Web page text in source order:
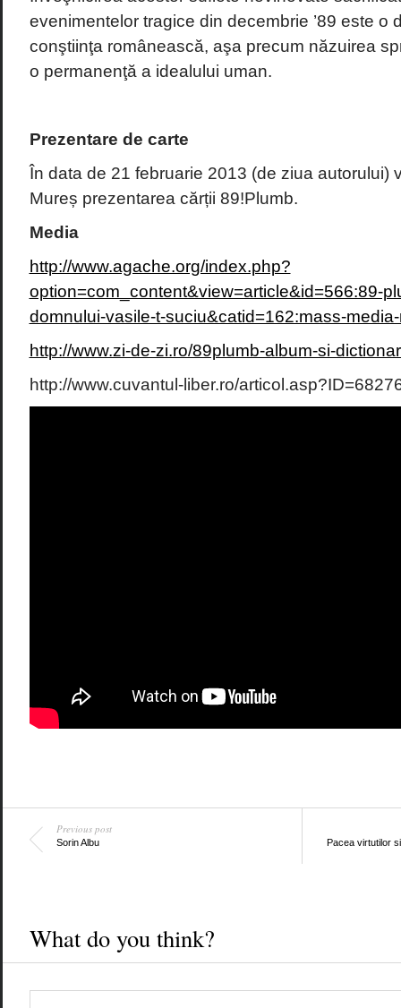
evenimentelor tragice din decembrie ’89 este o
conştiinţa românească, aşa precum năzuirea
o permanenţă a idealului uman.
Prezentare de carte
În data de 21 februarie 2013 (de ziua autorului)
Mureș prezentarea cărții 89!Plumb.
Media
http://www.agache.org/index.php?
option=com_content&view=article&id=566:89-
domnului-vasile-t-suciu&catid=162:mass-
http://www.zi-de-zi.ro/89plumb-album-si-
http://www.cuvantul-liber.ro/
Previous post
Sorin Albu Pacea virtutilor
What do you think?